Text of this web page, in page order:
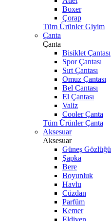
Boxer
Çorap
Tüm Ürünler Giyim
Çanta
Çanta
Bisiklet Çantası
Spor Çantası
Sırt Çantası
Omuz Çantası
Bel Çantası
El Çantası
Valiz
Cooler Çanta
Tüm Ürünler Çanta
Aksesuar
Aksesuar
Güneş Gözlüğü
Şapka
Bere
Boyunluk
Havlu
Cüzdan
Parfüm
Kemer
Eldiven